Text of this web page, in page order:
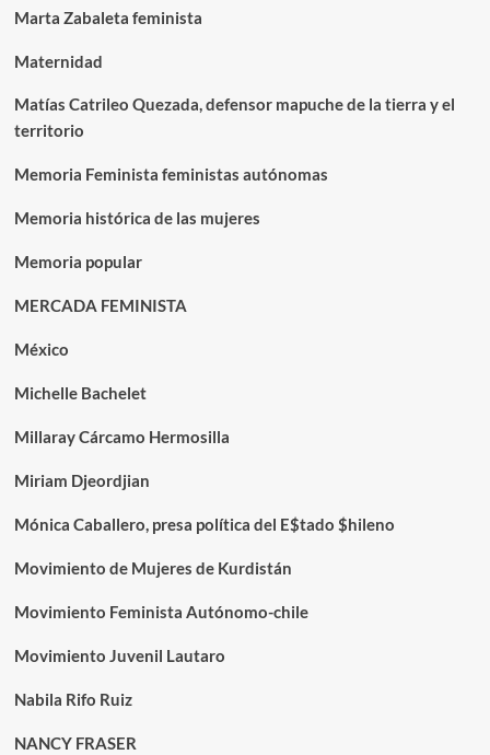
Marta Zabaleta feminista
Maternidad
Matías Catrileo Quezada, defensor mapuche de la tierra y el
territorio
Memoria Feminista feministas autónomas
Memoria histórica de las mujeres
Memoria popular
MERCADA FEMINISTA
México
Michelle Bachelet
Millaray Cárcamo Hermosilla
Miriam Djeordjian
Mónica Caballero, presa política del E$tado $hileno
Movimiento de Mujeres de Kurdistán
Movimiento Feminista Autónomo-chile
Movimiento Juvenil Lautaro
Nabila Rifo Ruiz
NANCY FRASER